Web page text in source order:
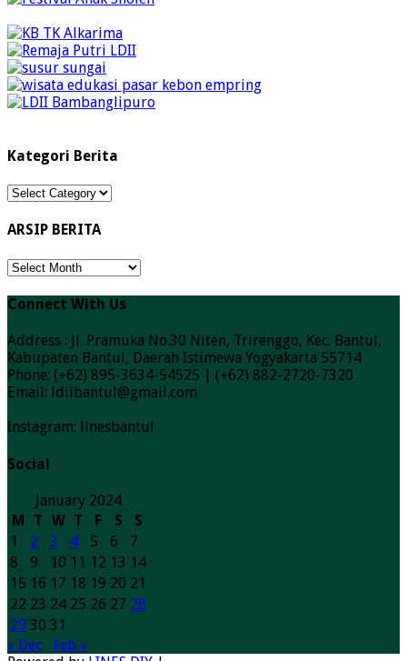
Kategori Berita
Kategori
ARSIP BERITA
ARSIP
Connect With Us
Address : Jl. Pramuka No.30 Niten, Trirenggo, Kec. Bantul,
Kabupaten Bantul, Daerah Istimewa Yogyakarta 55714
Phone: (+62) 895-3634-54525 | (+62) 882-2720-7320
Email: ldiibantul@gmail.com
Instagram: linesbantul
Social
January 2024
M
T W T F S
S
1
2 3 4 5 6
7
8
9 10 11 12 13 14
15 16 17 18 19 20 21
22 23 24 25 26 27 28
29 30 31
« Dec
Feb »